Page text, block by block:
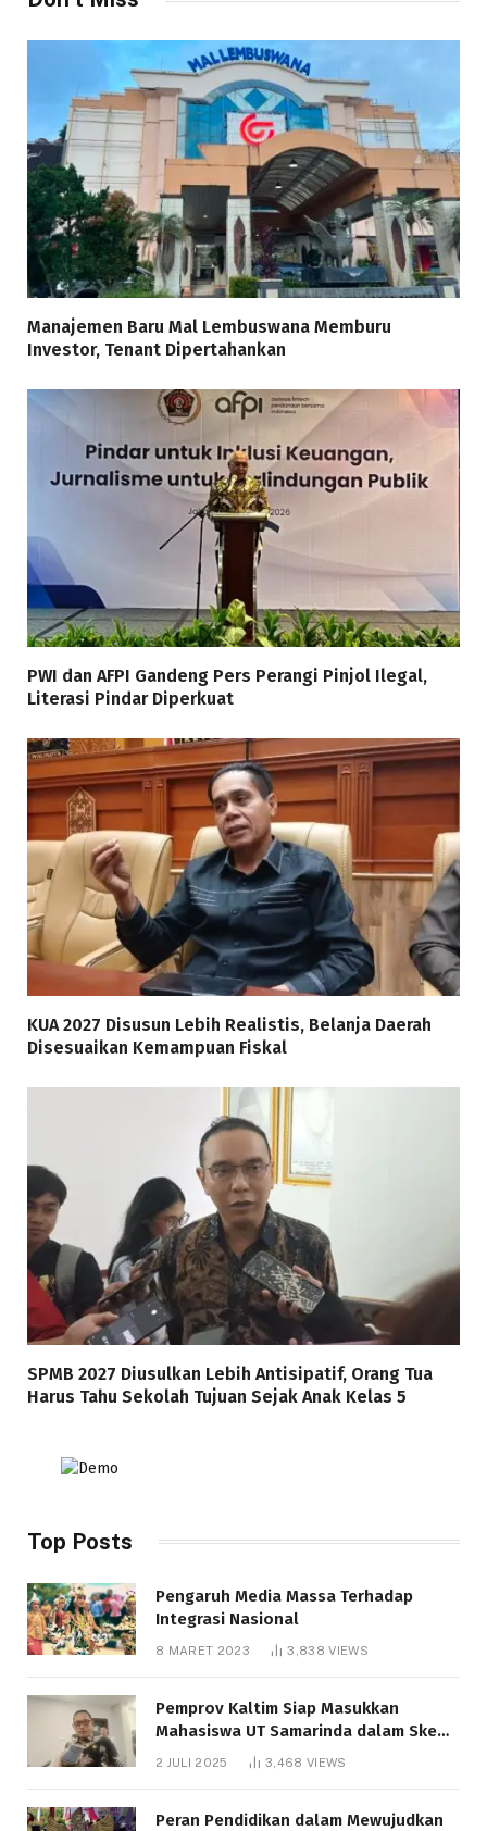
Manajemen Baru Mal Lembuswana Memburu
Investor, Tenant Dipertahankan
PWI dan AFPI Gandeng Pers Perangi Pinjol Ilegal,
Literasi Pindar Diperkuat
KUA 2027 Disusun Lebih Realistis, Belanja Daerah
Disesuaikan Kemampuan Fiskal
SPMB 2027 Diusulkan Lebih Antisipatif, Orang Tua
Harus Tahu Sekolah Tujuan Sejak Anak Kelas 5
Top Posts
Pengaruh Media Massa Terhadap
Integrasi Nasional
8 MARET 2023 3,838VIEWS
Pemprov Kaltim Siap Masukkan
Mahasiswa UT Samarinda dalam Skema
Bantuan Pendidikan Gratispol
2 JULI 2025 3,468 VIEWS
Peran Pendidikan dalam Mewujudkan